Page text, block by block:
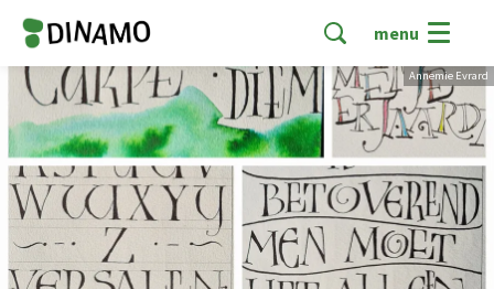
menu
Annemie Evrard